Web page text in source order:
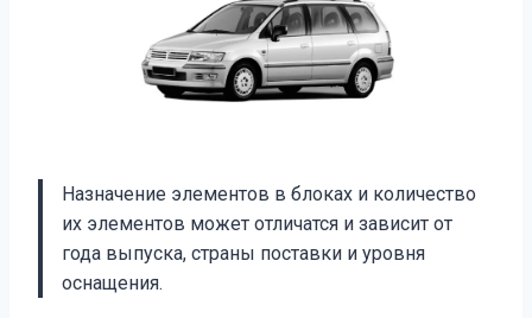
Назначение элементов в блоках и количество
их элементов может отличатся и зависит от
года выпуска, страны поставки и уровня
оснащения.